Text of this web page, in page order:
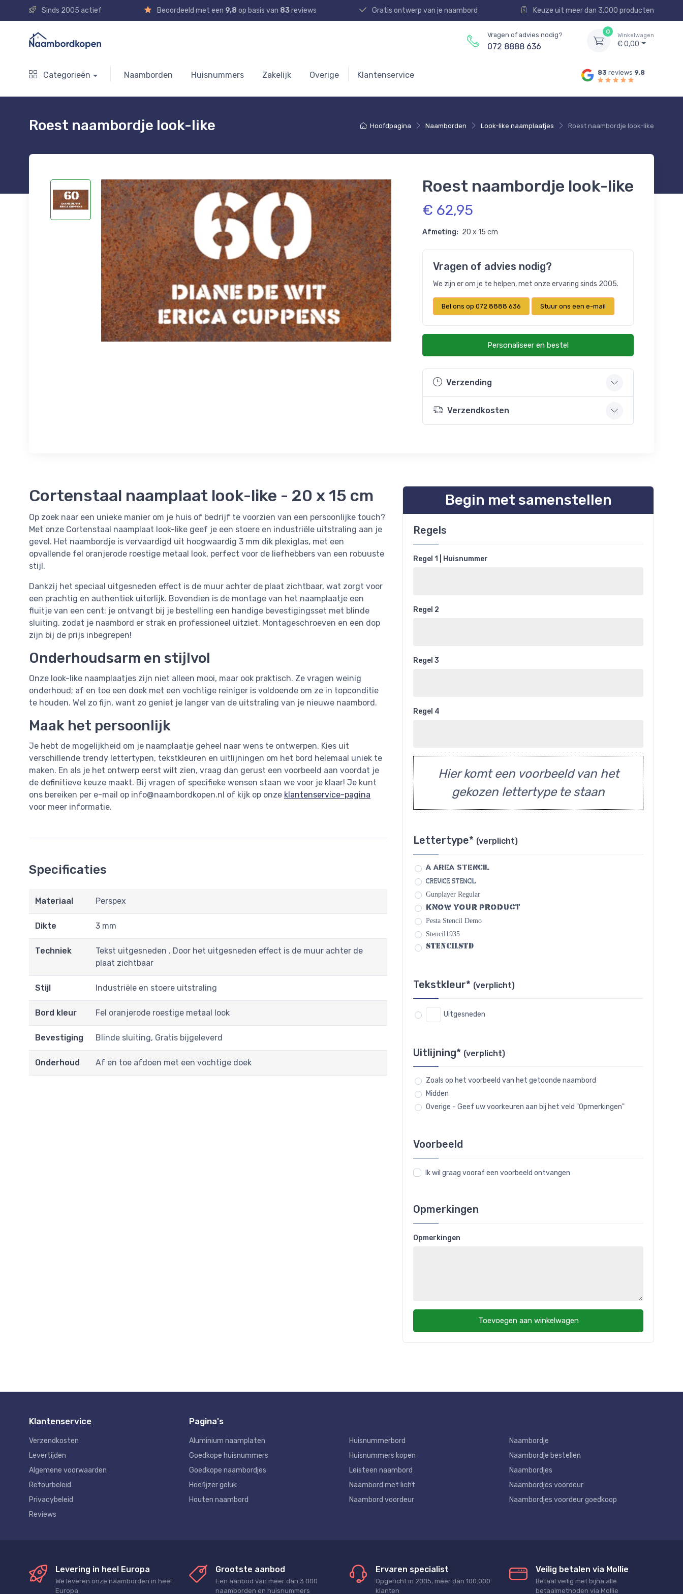
Sinds 2005 actief Beoordeeld met een 9,8 op basis van 83reviews Gratis ontwerp van je naambord Keuze uit meer dan 3.000 producten
Vragen of advies nodig?
072 8888 636
0
Winkelwagen
€ 0,00
Categorieën Naamborden Huisnummers Zakelijk Overige Klantenservice 83 reviews 9.8
Hoofdpagina Naamborden Look-like naamplaatjes Roest naambordje look-like
Roest naambordje look-like
Roest naambordje look-like
€ 62,95
Afmeting: 20 x 15 cm
Vragen of advies nodig?
We zijn er om je te helpen, met onze ervaring sinds 2005.
Bel ons op 072 8888 636 Stuur ons een e-mail
Personaliseer en bestel
Verzending
Verzendkosten
Cortenstaal naamplaat look-like - 20 x 15 cm
Op zoek naar een unieke manier om je huis of bedrijf te voorzien van een persoonlijke touch?
Met onze Cortenstaal naamplaat look-like geef je een stoere en industriële uitstraling aan je
gevel. Het naambordje is vervaardigd uit hoogwaardig 3 mm dik plexiglas, met een
opvallende fel oranjerode roestige metaal look, perfect voor de liefhebbers van een robuuste
stijl.
Dankzij het speciaal uitgesneden effect is de muur achter de plaat zichtbaar, wat zorgt voor
een prachtig en authentiek uiterlijk. Bovendien is de montage van het naamplaatje een
fluitje van een cent: je ontvangt bij je bestelling een handige bevestigingsset met blinde
sluiting, zodat je naambord er strak en professioneel uitziet. Montageschroeven en een dop
zijn bij de prijs inbegrepen!
Onderhoudsarm en stijlvol
Onze look-like naamplaatjes zijn niet alleen mooi, maar ook praktisch. Ze vragen weinig
onderhoud; af en toe een doek met een vochtige reiniger is voldoende om ze in topconditie
te houden. Wel zo fijn, want zo geniet je langer van de uitstraling van je nieuwe naambord.
Maak het persoonlijk
Je hebt de mogelijkheid om je naamplaatje geheel naar wens te ontwerpen. Kies uit
verschillende trendy lettertypen, tekstkleuren en uitlijningen om het bord helemaal uniek te
maken. En als je het ontwerp eerst wilt zien, vraag dan gerust een voorbeeld aan voordat je
de definitieve keuze maakt. Bij vragen of specifieke wensen staan we voor je klaar! Je kunt
ons bereiken per e-mail op info@naambordkopen.nl of kijk op onze klantenservice-pagina
voor meer informatie.
Specificaties
Materiaal Perspex
Dikte 3 mm
Techniek
Tekst uitgesneden . Door het uitgesneden effect is de muur achter de
plaat zichtbaar
Stijl Industriële en stoere uitstraling
Bord kleur Fel oranjerode roestige metaal look
Bevestiging Blinde sluiting, Gratis bijgeleverd
Onderhoud Af en toe afdoen met een vochtige doek
Begin met samenstellen
Regels
Regel 1 | Huisnummer
Regel 2
Regel 3
Regel 4
Hier komt een voorbeeld van het
gekozen lettertype te staan
Lettertype* (verplicht)
A Area Stencil
Crevice Stencil
Gunplayer Regular
Know Your Product
Pesta Stencil Demo
Stencil1935
StencilStd
Tekstkleur* (verplicht)
Uitgesneden
Uitlijning* (verplicht)
Zoals op het voorbeeld van het getoonde naambord
Midden
Overige - Geef uw voorkeuren aan bij het veld "Opmerkingen"
Voorbeeld
Ik wil graag vooraf een voorbeeld ontvangen
Opmerkingen
Opmerkingen
Toevoegen aan winkelwagen
Klantenservice
Verzendkosten
Levertijden
Algemene voorwaarden
Retourbeleid
Privacybeleid
Reviews
Pagina's
Aluminium naamplaten
Goedkope huisnummers
Goedkope naambordjes
Hoefijzer geluk
Houten naambord
Huisnummerbord
Huisnummers kopen
Leisteen naambord
Naambord met licht
Naambord voordeur
Naambordje
Naambordje bestellen
Naambordjes
Naambordjes voordeur
Naambordjes voordeur goedkoop
Levering in heel Europa
We leveren onze naamborden in heel
Europa
Grootste aanbod
Een aanbod van meer dan 3.000
naamborden en huisnummers
Ervaren specialist
Opgericht in 2005, meer dan 100.000
klanten
Veilig betalen via Mollie
Betaal veilig met bijna alle
betaalmethoden via Mollie